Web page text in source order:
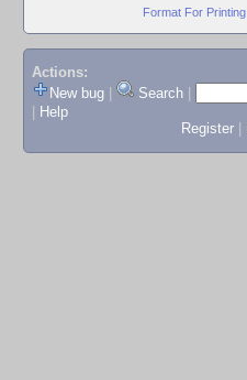
Format For Printing
Actions:
New bug
Search
Help
Register